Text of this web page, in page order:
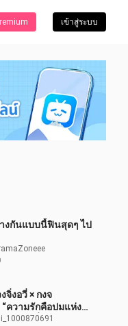
เข้าสู่ระบบ
งกันแบบนี้ฟินสุดๆ ไป
งจิ่งอวี่ × กงจ
ความรักคือปมแห่ง
งเหยิงที่อธิบายไม่ได้”